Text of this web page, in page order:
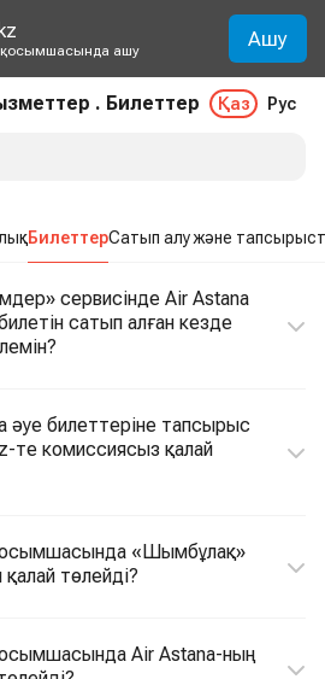
қосымшасында ашу Ашу
. Билеттер Қаз Рус
БилеттерСатып алу және
сервисінде Air Astana
сатып алған кезде
билеттеріне тапсырыс
те комиссиясыз қалай
«Шымбұлақ»
төлейді?
Air Astana-ның